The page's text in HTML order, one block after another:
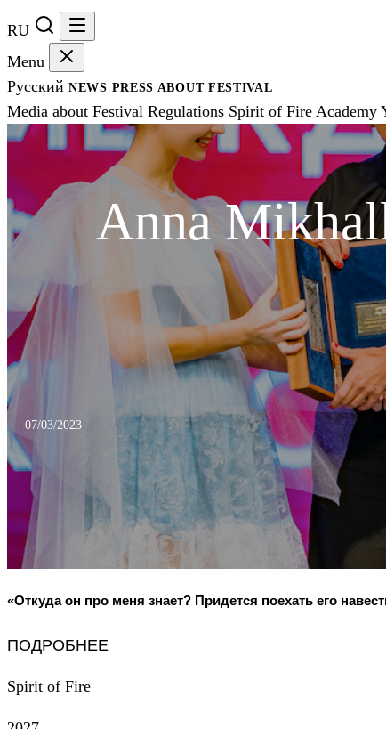
RU
Menu
Русский NEWS PRESS ABOUT FESTIVAL
Media about Festival Regulations Spirit of Fire Academy
Anna
07/03/2023
«Откуда он про меня знает? Придется поехать его
ПОДРОБНЕЕ
Spirit of Fire